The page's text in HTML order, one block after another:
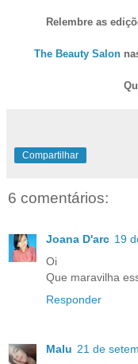
Relembre as
The Beauty Salon
Compartilhar
6 comentários:
Joana D'arc 19
Oi
Que maravilha
Responder
Malu 21 de